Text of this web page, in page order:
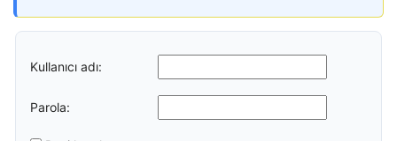
Kullanıcı adı:
Parola: